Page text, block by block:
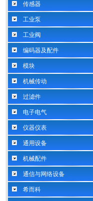
传感器
工业泵
工业阀
编码器及配件
模块
机械传动
过滤件
电子电气
仪器仪表
通用设备
机械配件
通信与网络设备
希而科